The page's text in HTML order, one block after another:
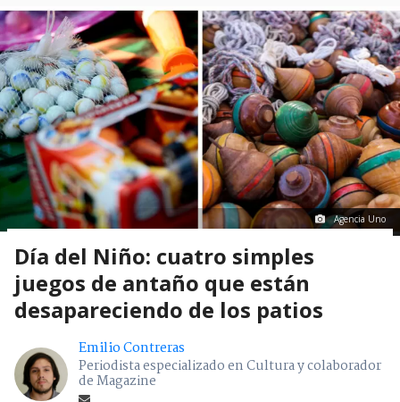
Agencia Uno
Día del Niño: cuatro simples
juegos de antaño que están
desapareciendo de los patios
Emilio Contreras
Periodista especializado en Cultura y colaborador
de Magazine